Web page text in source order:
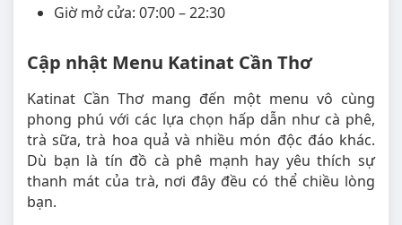
Giờ mở cửa: 07:00 – 22:30
Cập nhật Menu Katinat Cần Thơ
Katinat Cần Thơ mang đến một menu vô cùng
phong phú với các lựa chọn hấp dẫn như cà phê,
trà sữa, trà hoa quả và nhiều món độc đáo khác.
Dù bạn là tín đồ cà phê mạnh hay yêu thích sự
thanh mát của trà, nơi đây đều có thể chiều lòng
bạn.